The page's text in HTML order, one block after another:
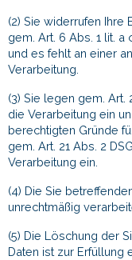
(2) Sie widerrufen Ihre
gem. Art. 6 Abs. 1 lit. a
und es fehlt an einer
Verarbeitung.
(3) Sie legen gem. Art.
die Verarbeitung ein
berechtigten Gründe
gem. Art. 21 Abs. 2
Verarbeitung ein.
(4) Die Sie
unrechtmäßig
(5) Die Löschung der
Daten ist zur Erfüllung